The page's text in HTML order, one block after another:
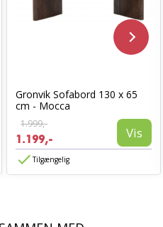
Gronvik Sofabord 130 x 65
cm - Mocca
1.999,-
1.199,- Vis
Tilgængelig